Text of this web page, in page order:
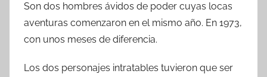
Son dos hombres ávidos de poder cuyas locas
aventuras comenzaron en el mismo año. En 1973,
con unos meses de diferencia.
Los dos personajes intratables tuvieron que ser